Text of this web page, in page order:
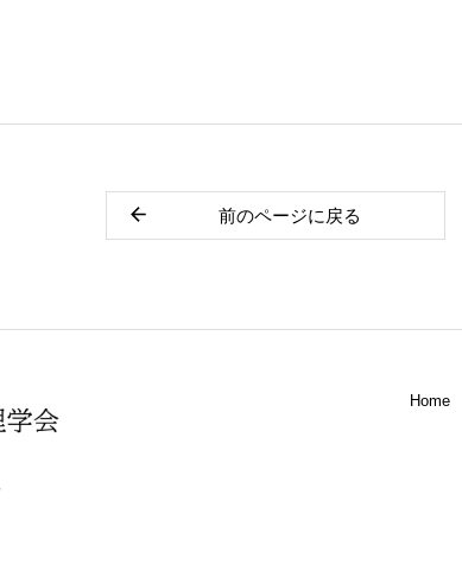
前のページに戻る
Home